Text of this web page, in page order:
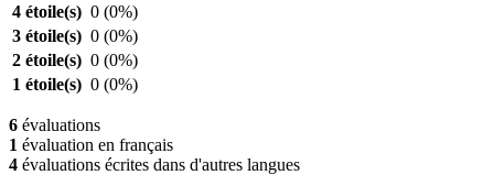
4 étoile(s) 0 (0%)
3 étoile(s) 0 (0%)
2 étoile(s) 0 (0%)
1 étoile(s) 0 (0%)
6 évaluations
1 évaluation en français
4 évaluations écrites dans d'autres langues